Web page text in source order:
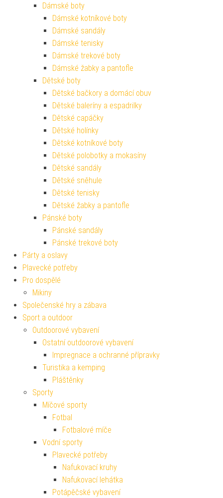
Dámské boty
Dámské kotníkové boty
Dámské sandály
Dámské tenisky
Dámské trekové boty
Dámské žabky a pantofle
Dětské boty
Dětské bačkory a domácí obuv
Dětské baleríny a espadrilky
Dětské capáčky
Dětské holínky
Dětské kotníkové boty
Dětské polobotky a mokasíny
Dětské sandály
Dětské sněhule
Dětské tenisky
Dětské žabky a pantofle
Pánské boty
Pánské sandály
Pánské trekové boty
Párty a oslavy
Plavecké potřeby
Pro dospělé
Mikiny
Společenské hry a zábava
Sport a outdoor
Outdoorové vybavení
Ostatní outdoorové vybavení
Impregnace a ochranné přípravky
Turistika a kemping
Pláštěnky
Sporty
Míčové sporty
Fotbal
Fotbalové míče
Vodní sporty
Plavecké potřeby
Nafukovací kruhy
Nafukovací lehátka
Potápěčské vybavení